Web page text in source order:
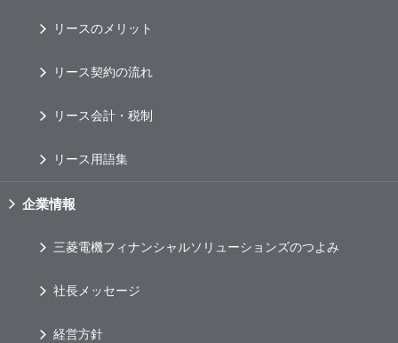
リースのメリット
リース契約の流れ
リース会計・税制
リース用語集
企業情報
三菱電機フィナンシャルソリューションズのつよみ
社長メッセージ
経営方針